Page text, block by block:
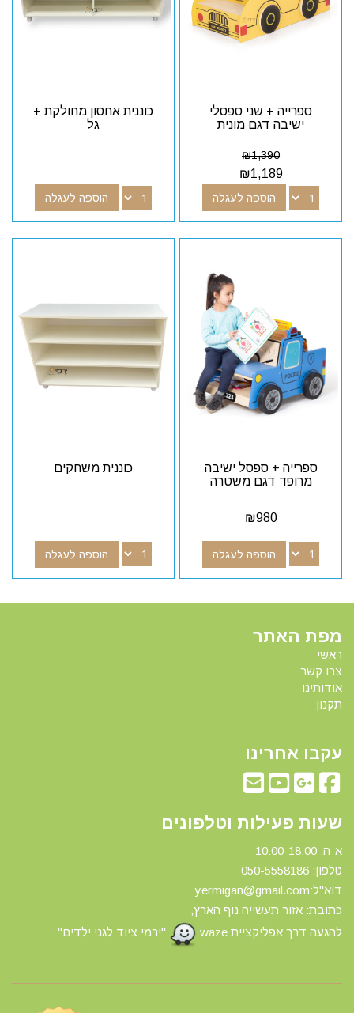
ספרייה + שני ספסלי
ישיבה דגם מונית
₪1,390
₪1,189
הוספה לעגלה
כוננית אחסון מחולקת +
גל
הוספה לעגלה
ספרייה + ספסל ישיבה
מרופד דגם משטרה
₪980
הוספה לעגלה
כוננית משחקים
הוספה לעגלה
מפת האתר
ראשי
צרו קשר
אודותינו
תקנון
עקבו אחרינו
שעות פעילות וטלפונים
א-ה: 10:00-18:00
טלפון: 0 50-5558186
דוא"ל:yermigan@gmail.com
כתובת: אזור תעשייה נוף הארץ,
להגעה דרך אפליקציית waze
"ירמי ציוד לגני ילדים"